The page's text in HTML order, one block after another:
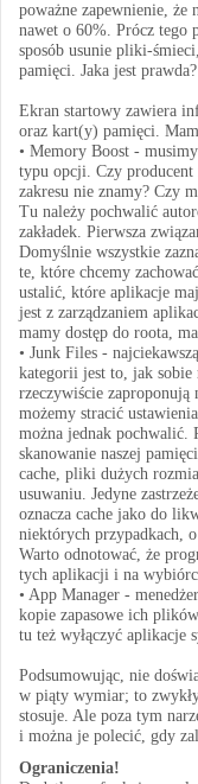
poważne zapewnienie, że
nawet o 60%. Prócz tego
sposób usunie pliki-
pamięci. Jaka jest prawda?
Ekran startowy zawiera
oraz kart(y) pamięci.
• Memory Boost -
typu opcji. Czy producent
zakresu nie znamy? Czy
Tu należy pochwalić
zakładek. Pierwsza
Domyślnie wszystkie
te, które chcemy
ustalić, które aplikacje
jest z zarządzaniem
mamy dostęp do roota,
• Junk Files -
kategorii jest to, jak
rzeczywiście zaproponują
możemy stracić
można jednak pochwalić.
skanowanie naszej
cache, pliki dużych
usuwaniu. Jedyne
oznacza cache jako do
niektórych przypadkach,
Warto odnotować, że
tych aplikacji i na
• App Manager -
kopie zapasowe ich
tu też wyłączyć aplikacje
Podsumowując, nie
w piąty wymiar; to
stosuje. Ale poza tym
i można je polecić, gdy
Ograniczenia!